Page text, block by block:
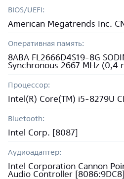
BIOS/UEFI:
American Megatrends Inc.
Оперативная память:
8ABA FL2666D4S19-8G
Synchronous 2667 MHz (0,4
Процессор:
Intel(R) Core(TM) i5-8279U
Bluetooth:
Intel Corp. [8087]
Аудиоадаптер:
Intel Corporation Cannon
Audio Controller [8086:9DC8]